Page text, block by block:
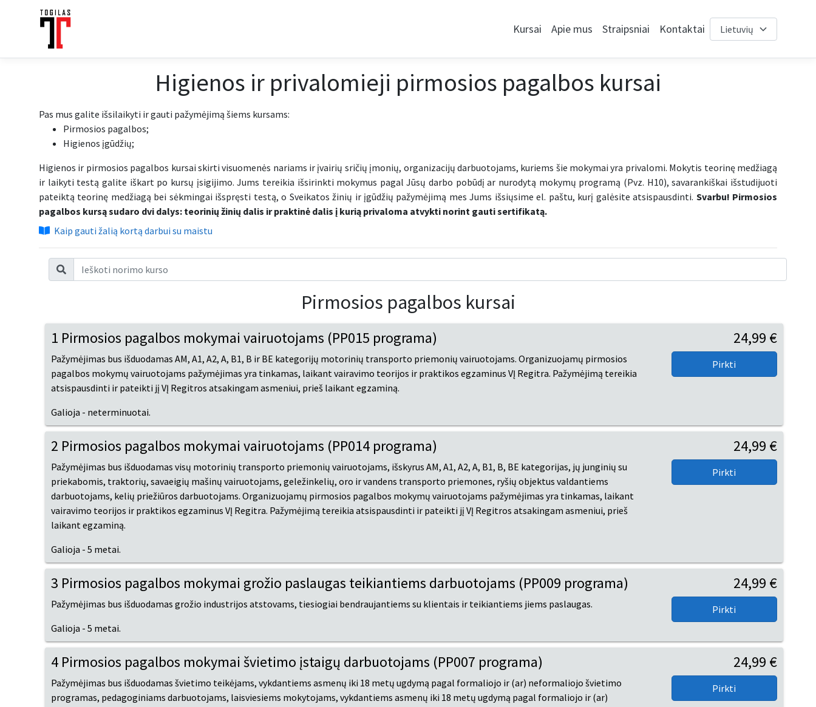
Kursai Apie mus Straipsniai Kontaktai
Higienos ir privalomieji pirmosios pagalbos kursai
Pas mus galite išsilaikyti ir gauti pažymėjimą šiems kursams:
Pirmosios pagalbos;
Higienos įgūdžių;
Higienos ir pirmosios pagalbos kursai skirti visuomenės nariams ir įvairių sričių įmonių, organizacijų darbuotojams, kuriems šie mokymai yra privalomi. Mokytis teorinę medžiagą
ir laikyti testą galite iškart po kursų įsigijimo. Jums tereikia išsirinkti mokymus pagal Jūsų darbo pobūdį ar nurodytą mokymų programą (Pvz. H10), savarankiškai išstudijuoti
pateiktą teorinę medžiagą bei sėkmingai išspręsti testą, o Sveikatos žinių ir įgūdžių pažymėjimą mes Jums išsiųsime el. paštu, kurį galėsite atsispausdinti. Svarbu! Pirmosios
pagalbos kursą sudaro dvi dalys: teorinių žinių dalis ir praktinė dalis į kurią privaloma atvykti norint gauti sertifikatą.
Kaip gauti žalią kortą darbui su maistu
Pirmosios pagalbos kursai
1 Pirmosios pagalbos mokymai vairuotojams (PP015 programa)
Pažymėjimas bus išduodamas AM, A1, A2, A, B1, B ir BE kategorijų motorinių transporto priemonių vairuotojams. Organizuojamų pirmosios
pagalbos mokymų vairuotojams pažymėjimas yra tinkamas, laikant vairavimo teorijos ir praktikos egzaminus VĮ Regitra. Pažymėjimą tereikia
atsispausdinti ir pateikti jį VĮ Regitros atsakingam asmeniui, prieš laikant egzaminą.
Galioja - neterminuotai.
24,99 €
2 Pirmosios pagalbos mokymai vairuotojams (PP014 programa)
Pažymėjimas bus išduodamas visų motorinių transporto priemonių vairuotojams, išskyrus AM, A1, A2, A, B1, B, BE kategorijas, jų junginių su
priekabomis, traktorių, savaeigių mašinų vairuotojams, geležinkelių, oro ir vandens transporto priemones, ryšių objektus valdantiems
darbuotojams, kelių priežiūros darbuotojams. Organizuojamų pirmosios pagalbos mokymų vairuotojams pažymėjimas yra tinkamas, laikant
vairavimo teorijos ir praktikos egzaminus VĮ Regitra. Pažymėjimą tereikia atsispausdinti ir pateikti jį VĮ Regitros atsakingam asmeniui, prieš
laikant egzaminą.
Galioja - 5 metai.
24,99 €
3 Pirmosios pagalbos mokymai grožio paslaugas teikiantiems darbuotojams (PP009 programa)
Pažymėjimas bus išduodamas grožio industrijos atstovams, tiesiogiai bendraujantiems su klientais ir teikiantiems jiems paslaugas.
Galioja - 5 metai.
24,99 €
4 Pirmosios pagalbos mokymai švietimo įstaigų darbuotojams (PP007 programa)
Pažymėjimas bus išduodamas švietimo teikėjams, vykdantiems asmenų iki 18 metų ugdymą pagal formaliojo ir (ar) neformaliojo švietimo
programas, pedagoginiams darbuotojams, laisviesiems mokytojams, vykdantiems asmenų iki 18 metų ugdymą pagal formaliojo ir (ar)
24,99 €